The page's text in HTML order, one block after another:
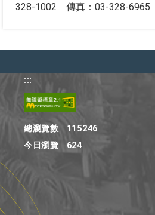
328-1002 傳真：03-328-6965
:::
總瀏覽數
115246
今日瀏覽
624